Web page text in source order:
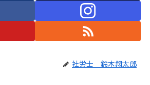
社労士 鈴木翔太郎